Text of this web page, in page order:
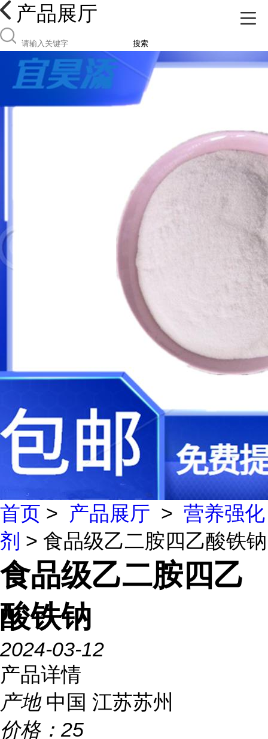
产品展厅
搜索
首页 > 产品展厅 > 营养强化
剂 > 食品级乙二胺四乙酸铁钠
食品级乙二胺四乙
酸铁钠
2024-03-12
产品详情
产地 中国 江苏苏州
价格： 25